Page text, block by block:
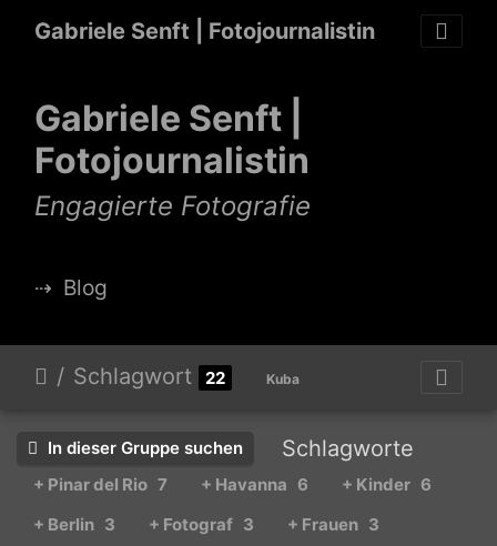
Gabriele Senft | Fotojournalistin
Gabriele Senft |
Fotojournalistin
Engagierte Fotografie
⇢ Blog
Schlagwort 22 Kuba
In dieser Gruppe suchen Schlagworte
+ Pinar del Rio 7 + Havanna 6 + Kinder 6
+ Berlin 3 + Fotograf 3 + Frauen 3